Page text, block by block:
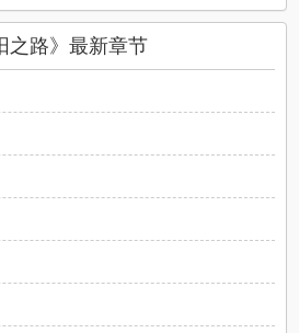
市】太阳之路评论，并不代表3V小说
】太阳之路读者的观点。
之路》最新章节